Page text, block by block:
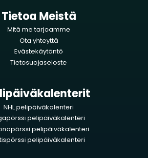
Tietoa Meistä
Mitä me tarjoamme
Ota yhteyttä
Evästekäytäntö
Tietosuojaseloste
NHL pelipäiväkalenteri
pelipäiväkalenteri
pelipäiväkalenteri
pelipäiväkalenteri